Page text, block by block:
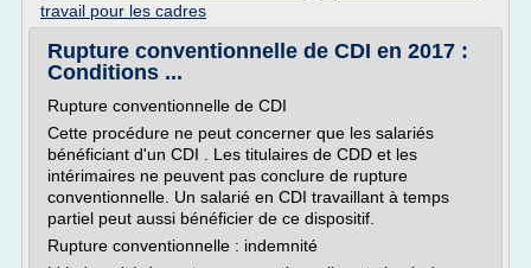
travail pour les cadres
Rupture conventionnelle de CDI en 2017 :
Conditions ...
Rupture conventionnelle de CDI
Cette procédure ne peut concerner que les salariés
bénéficiant d'un CDI . Les titulaires de CDD et les
intérimaires ne peuvent pas conclure de rupture
conventionnelle. Un salarié en CDI travaillant à temps
partiel peut aussi bénéficier de ce dispositif.
Rupture conventionnelle : indemnité